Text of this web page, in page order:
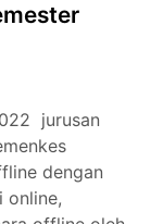
jurusan
dengan
online,